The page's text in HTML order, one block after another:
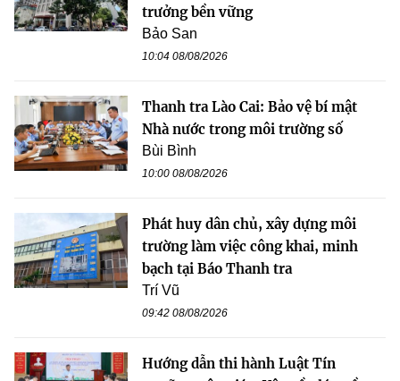
trưởng bền vững
Bảo San
10:04 08/08/2026
Thanh tra Lào Cai: Bảo vệ bí mật
Nhà nước trong môi trường số
Bùi Bình
10:00 08/08/2026
Phát huy dân chủ, xây dựng môi
trường làm việc công khai, minh
bạch tại Báo Thanh tra
Trí Vũ
09:42 08/08/2026
Hướng dẫn thi hành Luật Tín